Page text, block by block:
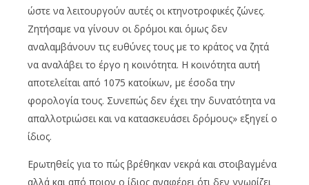
ώστε να λειτουργούν αυτές οι κτηνοτροφικές ζώνες.
Ζητήσαμε να γίνουν οι δρόμοι και όμως δεν
αναλαμβάνουν τις ευθύνες τους με το κράτος να ζητά
να αναλάβει το έργο η κοινότητα. Η κοινότητα αυτή
αποτελείται από 1075 κατοίκων, με έσοδα την
φορολογία τους. Συνεπώς δεν έχει την δυνατότητα να
απαλλοτριώσει και να κατασκευάσει δρόμους» εξηγεί ο
ίδιος.
Ερωτηθείς για το πώς βρέθηκαν νεκρά και στοιβαγμένα
αλλά και από ποιον ο ίδιος αναφέρει ότι δεν γνωρίζει